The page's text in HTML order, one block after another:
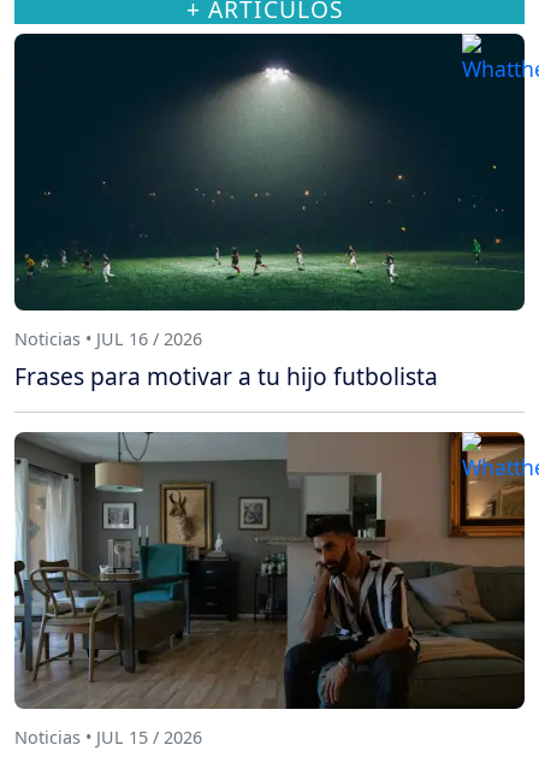
+ ARTÍCULOS
Noticias • JUL 16 / 2026
Frases para motivar a tu hijo futbolista
Noticias • JUL 15 / 2026